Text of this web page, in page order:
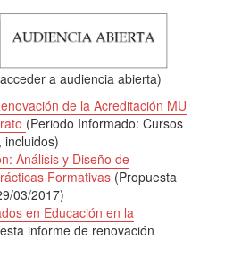
a audiencia abierta)
de la Acreditación MU
(Periodo Informado: Cursos
incluidos)
Análisis y Diseño de
Formativas (Propuesta
03/2017)
en Educación en la
informe de renovación